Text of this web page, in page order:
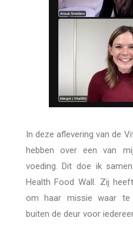
In deze aflevering van de
hebben over een van
voeding. Dit doe ik
Health Food Wall. Zij
om haar missie waar te
buiten de deur voor